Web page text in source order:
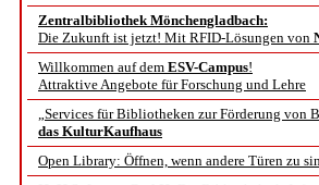
Zentralbibliothek Mönchengladbach:
Die Zukunft ist jetzt! Mit RFID-Lösungen von
Willkommen auf dem ESV-Campus!
Attraktive Angebote für Forschung und Lehre
„Services für Bibliotheken zur Förderung von
das KulturKaufhaus
Open Library: Öffnen, wenn andere Türen zu